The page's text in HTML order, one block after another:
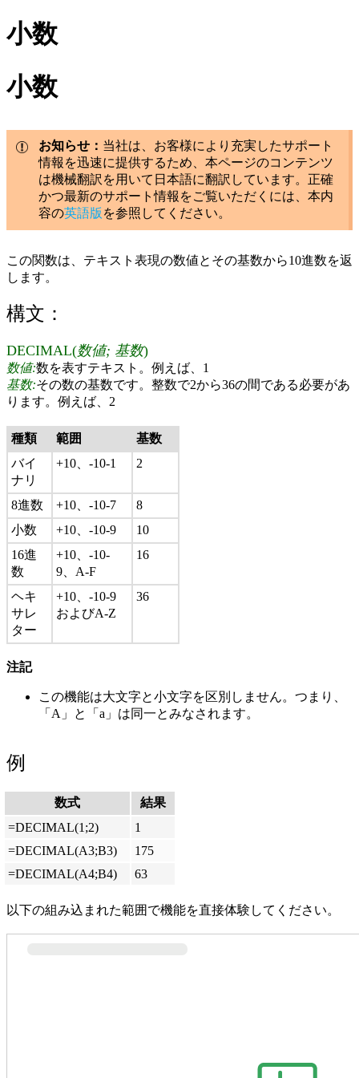
小数
小数
お知らせ： 当社は、お客様により充実したサポート
情報を迅速に提供するため、本ページのコンテンツ
は機械翻訳を用いて日本語に翻訳しています。正確
かつ最新のサポート情報をご覧いただくには、本内
容の英語版 を参照してください。
この関数は、テキスト表現の数値とその基数から10進数を返
します。
構文：
DECIMAL(数値; 基数)
数値:数を表すテキスト。例えば、1
基数:その数の基数です。整数で2から36の間である必要があ
ります。例えば、2
種類 範囲
基数
バイ
ナリ
+10、-10-1 2
8進数 +10、-10-7
8
小数
+10、-10-9
10
16進
数
+10、-10-
9、A-F
16
ヘキ
サレ
ター
+10、-10-9
およびA-Z
36
注記
この機能は大文字と小文字を区別しません。つまり、
「A」と「a」は同一とみなされます。
例
数式
結果
=DECIMAL(1;2)
1
=DECIMAL(A3;B3)
175
=DECIMAL(A4;B4)
63
以下の組み込まれた範囲で機能を直接体験してください。